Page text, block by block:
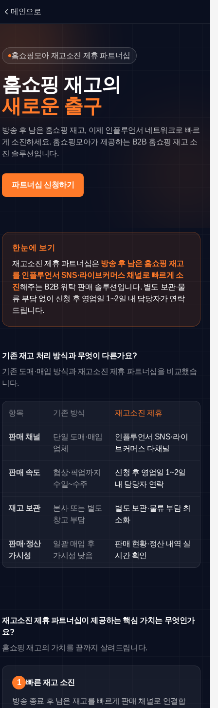
메인으로
홈쇼핑모아 재고소진 제휴 파트너십
홈쇼핑 재고의
새로운 출구
방송 후 남은 홈쇼핑 재고, 이제 인플루언서 네트워크로 빠르
게 소진하세요. 홈쇼핑모아가 제공하는 B2B 홈쇼핑 재고 소
진 솔루션입니다.
파트너십 신청하기
한눈에 보기
재고소진 제휴 파트너십은 방송 후 남은 홈쇼핑 재고
를 인플루언서 SNS·라이브커머스 채널로 빠르게 소
진해주는 B2B 위탁 판매 솔루션입니다. 별도 보관·물
류 부담 없이 신청 후 영업일 1~2일 내 담당자가 연락
드립니다.
기존 재고 처리 방식과 무엇이 다른가요?
기존 도매·매입 방식과 재고소진 제휴 파트너십을 비교했습
니다.
항목 기존 방식 재고소진 제휴
판매 채널
단일 도매·매입
업체
인플루언서 SNS·라이
브커머스 다채널
판매 속도
협상·픽업까지
수일~수주
신청 후 영업일 1~2일
내 담당자 연락
재고 보관
본사 또는 별도
창고 부담
별도 보관·물류 부담 최
소화
판매·정산
가시성
일괄 매입 후
가시성 낮음
판매 현황·정산 내역 실
시간 확인
재고소진 제휴 파트너십이 제공하는 핵심 가치는 무엇인가
요?
홈쇼핑 재고의 가치를 끝까지 살려드립니다.
1 빠른 재고 소진
방송 종료 후 남은 재고를 빠르게 판매 채널로 연결합